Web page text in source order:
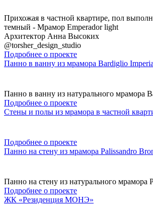
Прихожая в частной квартире, пол
темный - Мрамор Emperador light
Архитектор Анна Высоких
@torsher_design_studio
Подробнее о проекте
Панно в ванну из мрамора Bardiglio
Панно в ванну из натурального мрамора
Подробнее о проекте
Стены и полы из мрамора в частной
Подробнее о проекте
Панно на стену из мрамора Palissandro
Панно на стену из натурального мрамора
Подробнее о проекте
ЖК «Резиденция МОНЭ»